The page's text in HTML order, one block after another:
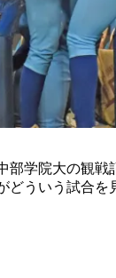
部学院大の観戦
ういう試合を